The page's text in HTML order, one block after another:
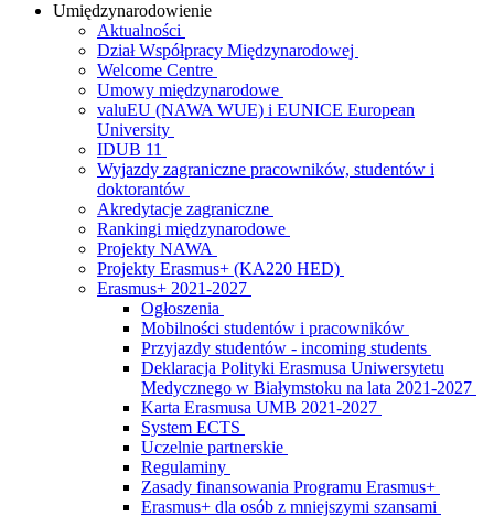
Umiędzynarodowienie
Aktualności
Dział Współpracy Międzynarodowej
Welcome Centre
Umowy międzynarodowe
valuEU (NAWA WUE) i EUNICE European
University
IDUB 11
Wyjazdy zagraniczne pracowników, studentów i
doktorantów
Akredytacje zagraniczne
Rankingi międzynarodowe
Projekty NAWA
Projekty Erasmus+ (KA220 HED)
Erasmus+ 2021-2027
Ogłoszenia
Mobilności studentów i pracowników
Przyjazdy studentów - incoming students
Deklaracja Polityki Erasmusa Uniwersytetu
Medycznego w Białymstoku na lata 2021-2027
Karta Erasmusa UMB 2021-2027
System ECTS
Uczelnie partnerskie
Regulaminy
Zasady finansowania Programu Erasmus+
Erasmus+ dla osób z mniejszymi szansami